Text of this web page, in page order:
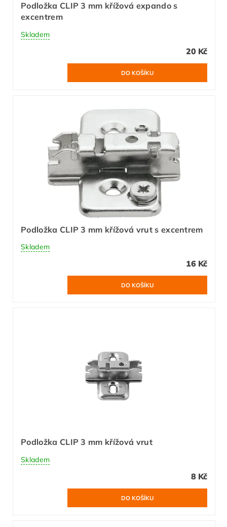
Podložka CLIP 3 mm křížová expando s
excentrem
Skladem
20 Kč
Podložka CLIP 3 mm křížová vrut s excentrem
Skladem
16 Kč
Podložka CLIP 3 mm křížová vrut
Skladem
8 Kč